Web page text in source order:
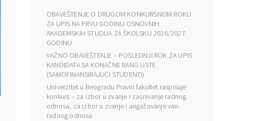
OBAVEŠTENJE O DRUGOM KONKURSNOM ROKU
ZA UPIS NA PRVU GODINU OSNOVNIH
AKADEMSKIH STUDIJA ZA ŠKOLSKU 2026/2027.
GODINU
VAŽNO OBAVEŠTENJE – POSLEDNJI ROK ZA UPIS
KANDIDATA SA KONAČNE RANG LISTE
(SAMOFINANSIRAJUĆI STUDENTI)
Univerzitet u Beogradu Pravni fakultet raspisuje
konkurs – za izbor u zvanje i zasnivanje radnog
odnosa, za izbor u zvanje i angažovanje van
radnog odnosa